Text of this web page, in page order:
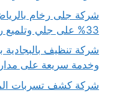
شركة جلى رخام
33% على جلي وتلميع رخام الدرج والمطبخ
شركة تنظيف
وخدمة سريعة على مدار